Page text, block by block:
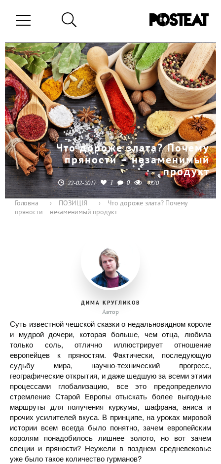
Что дороже злата? Почему
пряности – незаменимый
продукт
22-02-2017 1 0 4270
Головна › ПОЗИЦІЯ ›
Что дороже злата? Почему
пряности – незаменимый продукт
ДИМА КРУГЛИКОВ
Автор
Суть известной чешской сказки о недальновидном короле
и мудрой дочери, которая больше, чем отца, любила
только соль, отлично иллюстрирует отношение
европейцев к пряностям. Фактически, последующую
судьбу мира, научно-технический прогресс,
географические открытия, и даже шедшую за всеми этими
процессами глобализацию, все это предопределило
стремление Старой Европы отыскать более выгодные
маршруты для получения куркумы, шафрана, аниса и
прочих усилителей вкуса. В принципе, на уроках мировой
истории всем всегда было понятно, зачем европейским
королям понадобилось лишнее золото, но вот зачем
специи и пряности? Неужели в позднем средневековье
уже было такое количество гурманов?